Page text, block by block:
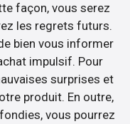
façon, vous serez
les regrets futurs.
bien vous informer
impulsif. Pour
surprises et
produit. En outre,
vous pourrez